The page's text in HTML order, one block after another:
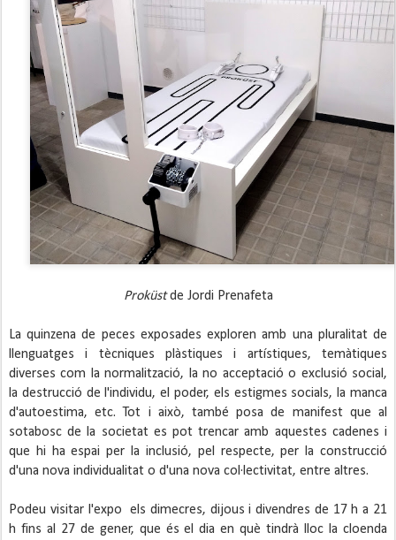
Proküst de Jordi Prenafeta
La quinzena de peces exposades exploren amb una pluralitat de
llenguatges i tècniques plàstiques i artístiques, temàtiques
diverses com la normalització, la no acceptació o exclusió social,
la destrucció de l'individu, el poder, els estigmes socials, la manca
d'autoestima, etc. Tot i això, també posa de manifest que al
sotabosc de la societat es pot trencar amb aquestes cadenes i
que hi ha espai per la inclusió, pel respecte, per la construcció
d'una nova individualitat o d'una nova col·lectivitat, entre altres.
Podeu visitar l'expo  els dimecres, dijous i divendres de 17 h a 21
h fins al 27 de gener, que és el dia en què tindrà lloc la cloenda